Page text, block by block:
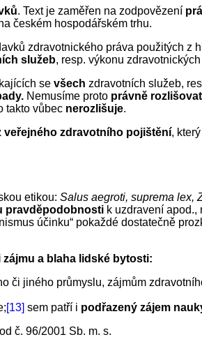
. Text je zaměřen na zodpovězení
českém hospodářském trhu.
zdravotnického práva použitých z
služeb, resp. výkonu
se všech zdravotních služeb,
Nemusíme proto právně rozlišovat
takto vůbec nerozlišuje.
zdravotního pojištění,
etikou: Salus aegroti, suprema lex,
pravděpodobnosti k uzdravení
účinku“ pokaždé dostatečně
zájmu a blaha lidské bytosti:
či jiného průmyslu, zájmům
[13] sem patří i podřazený zájem
č. 96/2001 Sb. m. s.